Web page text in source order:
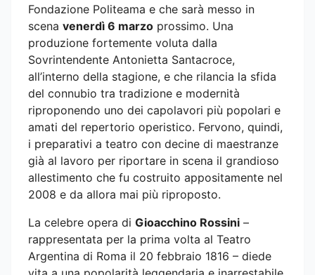
Fondazione Politeama e che sarà messo in
scena venerdì 6 marzo prossimo. Una
produzione fortemente voluta dalla
Sovrintendente Antonietta Santacroce,
all’interno della stagione, e che rilancia la sfida
del connubio tra tradizione e modernità
riproponendo uno dei capolavori più popolari e
amati del repertorio operistico. Fervono, quindi,
i preparativi a teatro con decine di maestranze
già al lavoro per riportare in scena il grandioso
allestimento che fu costruito appositamente nel
2008 e da allora mai più riproposto.
La celebre opera di Gioacchino Rossini –
rappresentata per la prima volta al Teatro
Argentina di Roma il 20 febbraio 1816 – diede